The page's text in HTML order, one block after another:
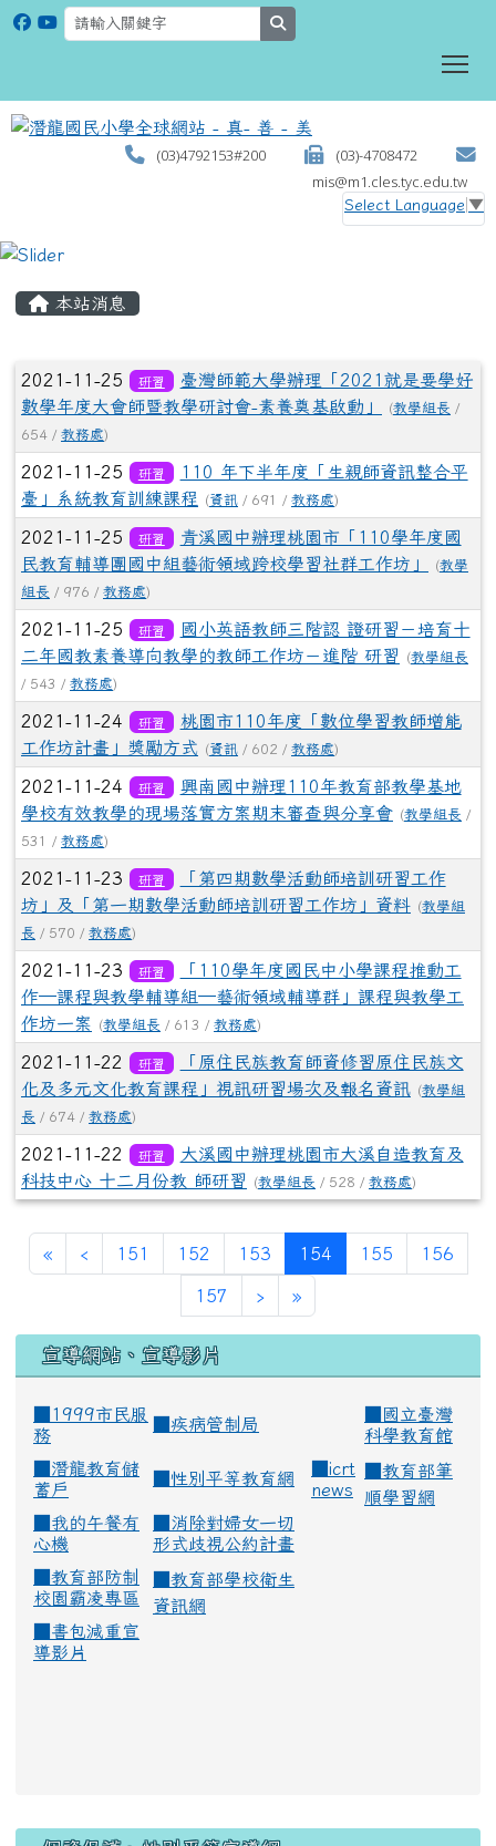
(03)4792153#200
(03)-4708472
mis@m1.cles.tyc.edu.tw
Select Language ▼
本站消息
文章列表
2021-11-25 研習
臺灣師範大學辦理「2021就是要學好
數學年度大會師暨教學研討會-素養奠基啟動」
(教學組長 /
654 / 教務處)
2021-11-25 研習
110 年下半年度「生親師資訊整合平
臺」系統教育訓練課程
(資訊 / 691 / 教務處)
2021-11-25 研習
青溪國中辦理桃園市「110學年度國
民教育輔導團國中組藝術領域跨校學習社群工作坊」
(教學
組長 / 976 / 教務處)
2021-11-25 研習
國小英語教師三階認 證研習－培育十
二年國教素養導向教學的教師工作坊－進階 研習
(教學組長
/ 543 / 教務處)
2021-11-24 研習
桃園市110年度「數位學習教師增能
工作坊計畫」獎勵方式 (資訊 / 602 / 教務處)
2021-11-24 研習
興南國中辦理110年教育部教學基地
學校有效教學的現場落實方案期末審查與分享會 (教學組長 /
531 / 教務處)
2021-11-23 研習
「第四期數學活動師培訓研習工作
坊」及「第一期數學活動師培訓研習工作坊」資料 (教學組
長 / 570 / 教務處)
2021-11-23 研習
「110學年度國民中小學課程推動工
作─課程與教學輔導組─藝術領域輔導群」課程與教學工
作坊一案
(教學組長 / 613 / 教務處)
2021-11-22 研習
「原住民族教育師資修習原住民族文
化及多元文化教育課程」視訊研習場次及報名資訊 (教學組
長 / 674 / 教務處)
2021-11-22 研習
大溪國中辦理桃園市大溪自造教育及
科技中心 十二月份教 師研習
(教學組長 / 528 / 教務處)
« ‹ 151 152 153 154(current)
155 156
157 › »
宣導網站、宣導影片
■1999市民服
務
疾病管制局
國立臺灣
科學教育館
潛龍教育儲
蓄戶
性別平等教育網
icrt
news
教育部筆
順學習網
我的午餐有
心機
消除對婦女一切
形式歧視公約計畫
教育部防制
校園霸凌專區
教育部學校衛生
資訊網
書包減重宣
導影片